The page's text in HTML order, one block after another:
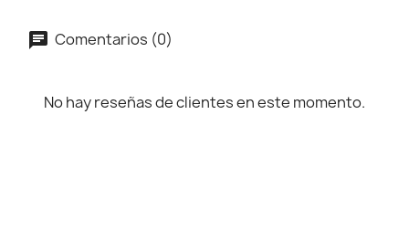
Comentarios (0)
No hay reseñas de clientes en este momento.